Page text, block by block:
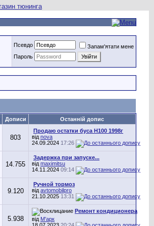
Псевдо
Запам'ятати мене
Пароль
Дописи Останній допис
803
Продаю остатки буса Н100 1998г
від nova
24.09.2024 17:26
14.755
Задержка при запуске...
від maximitsu
14.11.2024 09:14
9.120
Ручной тормоз
від avtomobilpro
21.10.2025 13:31
5.938
Ремонт кондиционера
від М'арк